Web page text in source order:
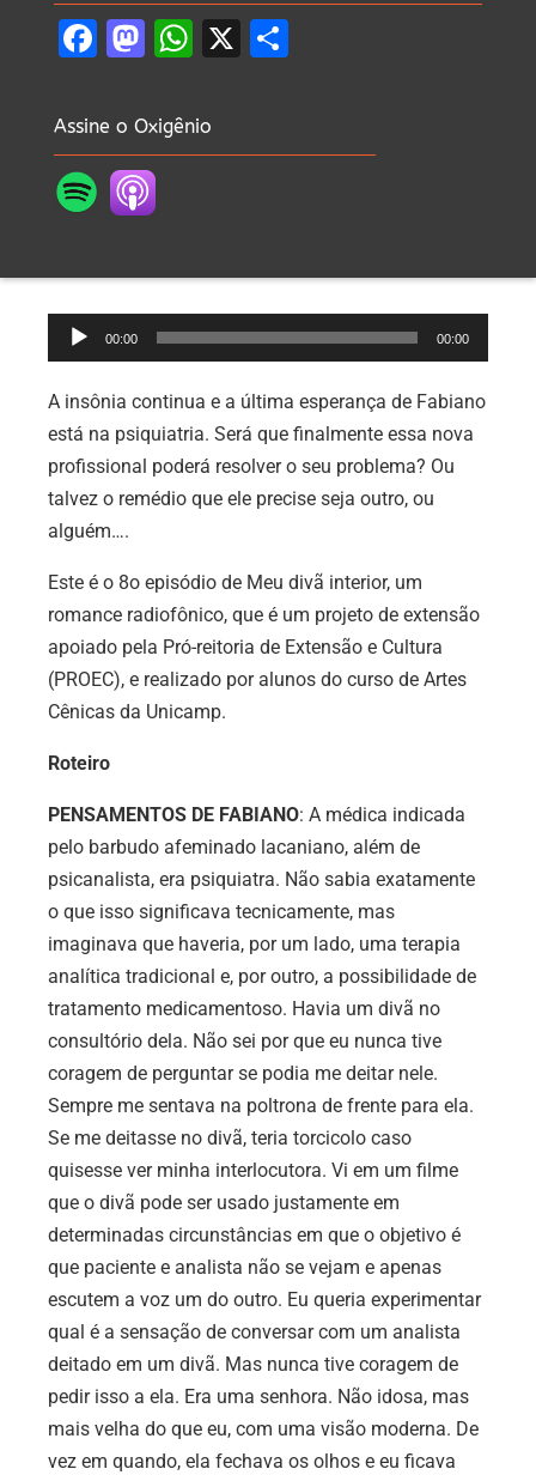
Facebook
Mastodon
WhatsApp
X
Assine o Oxigênio
Tocador
de
áudio
00:00 00:00
A insônia continua e a última esperança de Fabiano
está na psiquiatria. Será que finalmente essa nova
profissional poderá resolver o seu problema? Ou
talvez o remédio que ele precise seja outro, ou
alguém….
Este é o 8o episódio de Meu divã interior, um
romance radiofônico, que é um projeto de extensão
apoiado pela Pró-reitoria de Extensão e Cultura
(PROEC), e realizado por alunos do curso de Artes
Cênicas da Unicamp.
Roteiro
PENSAMENTOS DE FABIANO: A médica indicada
pelo barbudo afeminado lacaniano, além de
psicanalista, era psiquiatra. Não sabia exatamente
o que isso significava tecnicamente, mas
imaginava que haveria, por um lado, uma terapia
analítica tradicional e, por outro, a possibilidade de
tratamento medicamentoso. Havia um divã no
consultório dela. Não sei por que eu nunca tive
coragem de perguntar se podia me deitar nele.
Sempre me sentava na poltrona de frente para ela.
Se me deitasse no divã, teria torcicolo caso
quisesse ver minha interlocutora. Vi em um filme
que o divã pode ser usado justamente em
determinadas circunstâncias em que o objetivo é
que paciente e analista não se vejam e apenas
escutem a voz um do outro. Eu queria experimentar
qual é a sensação de conversar com um analista
deitado em um divã. Mas nunca tive coragem de
pedir isso a ela. Era uma senhora. Não idosa, mas
mais velha do que eu, com uma visão moderna. De
vez em quando, ela fechava os olhos e eu ficava